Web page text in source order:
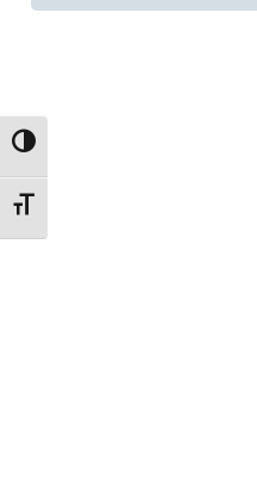
Attiva/disattiva alto contrasto
Attiva/disattiva dimensione testo